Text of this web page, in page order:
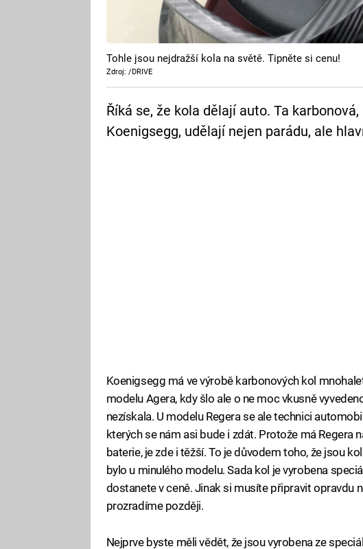
Tohle jsou nejdražší kola na světě. Tipněte si cenu!
Zdroj: /DRIVE
Říká se, že kola dělají auto. Ta
Koenigsegg, udělají nejen parádu, ale
Koenigsegg má ve výrobě karbonových kol
modelu Agera, kdy šlo ale o ne moc vkusně
nezískala. U modelu Regera se ale technici
kterých se nám asi bude i zdát. Protože má Regera
baterie, je zde i těžší. To je důvodem toho, že jsou
bylo u minulého modelu. Sada kol je vyrobena
dostanete v ceně. Jinak si musíte připravit opravdu
prozradíme později.
Nejprve byste měli vědět, že jsou vyrobena ze